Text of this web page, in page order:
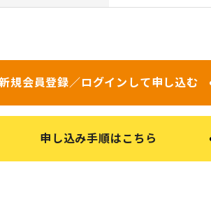
規会員登録／ログインして申し込む
申し込み手順はこちら